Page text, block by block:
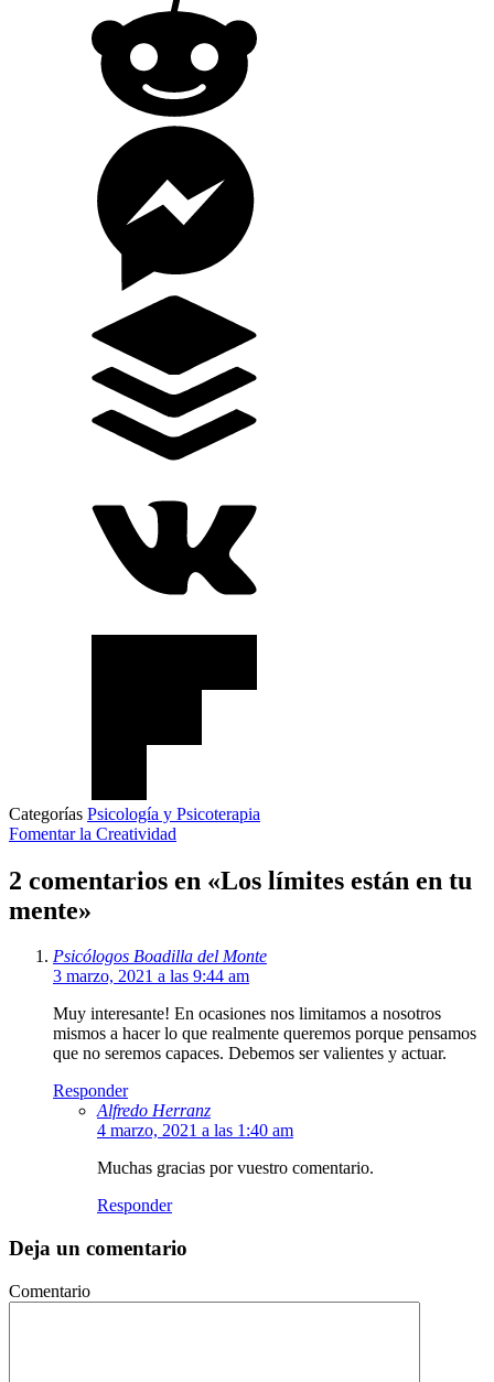
Categorías Psicología y Psicoterapia
Fomentar la Creatividad
2 comentarios en «Los límites están en tu
mente»
Psicólogos Boadilla del Monte
3 marzo, 2021 a las 9:44 am
Muy interesante! En ocasiones nos limitamos a nosotros
mismos a hacer lo que realmente queremos porque pensamos
que no seremos capaces. Debemos ser valientes y actuar.
Responder
Alfredo Herranz
4 marzo, 2021 a las 1:40 am
Muchas gracias por vuestro comentario.
Responder
Deja un comentario
Comentario